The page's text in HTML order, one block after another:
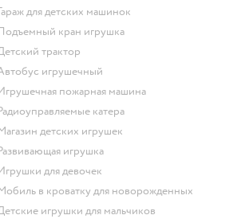
Гараж для детских машинок
Подъемный кран игрушка
Детский трактор
Автобус игрушечный
Игрушечная пожарная машина
Радиоуправляемые катера
Магазин детских игрушек
Развивающая игрушка
Игрушки для девочек
Мобиль в кроватку для новорожденных
Детские игрушки для мальчиков